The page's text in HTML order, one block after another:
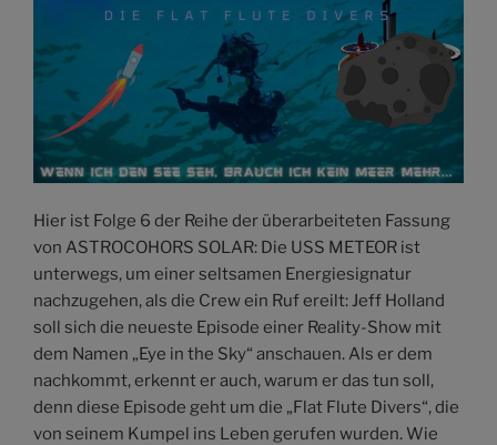
Hier ist Folge 6 der Reihe der überarbeiteten Fassung
von ASTROCOHORS SOLAR: Die USS METEOR ist
unterwegs, um einer seltsamen Energiesignatur
nachzugehen, als die Crew ein Ruf ereilt: Jeff Holland
soll sich die neueste Episode einer Reality-Show mit
dem Namen „Eye in the Sky“ anschauen. Als er dem
nachkommt, erkennt er auch, warum er das tun soll,
denn diese Episode geht um die „Flat Flute Divers“, die
von seinem Kumpel ins Leben gerufen wurden. Wie